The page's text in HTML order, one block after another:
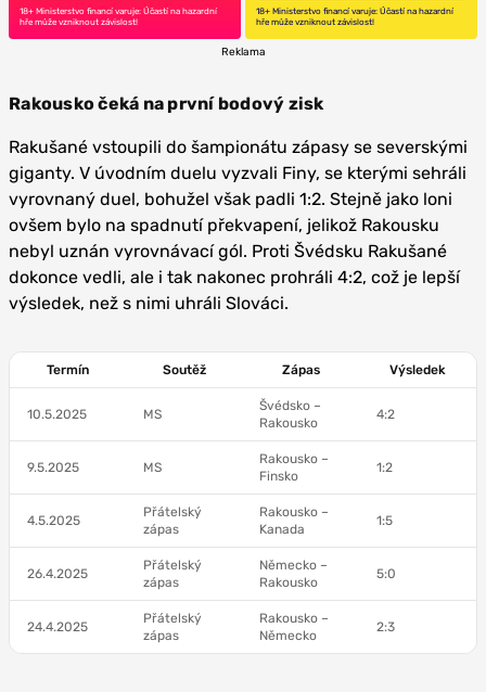
18+ Ministerstvo financí varuje: Účastí na hazardní
hře může vzniknout závislost!
18+ Ministerstvo financí varuje: Účastí na hazardní
hře může vzniknout závislost!
Reklama
Rakousko čeká na první bodový zisk
Rakušané vstoupili do šampionátu zápasy se severskými
giganty. V úvodním duelu vyzvali Finy, se kterými sehráli
vyrovnaný duel, bohužel však padli 1:2. Stejně jako loni
ovšem bylo na spadnutí překvapení, jelikož Rakousku
nebyl uznán vyrovnávací gól. Proti Švédsku Rakušané
dokonce vedli, ale i tak nakonec prohráli 4:2, což je lepší
výsledek, než s nimi uhráli Slováci.
Termín Soutěž Zápas Výsledek
10.5.2025 MS
Švédsko –
Rakousko
4:2
9.5.2025 MS
Rakousko –
Finsko
1:2
4.5.2025
Přátelský
zápas
Rakousko –
Kanada
1:5
26.4.2025
Přátelský
zápas
Německo –
Rakousko
5:0
24.4.2025
Přátelský
zápas
Rakousko –
Německo
2:3